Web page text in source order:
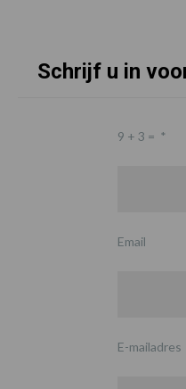
Schrijf u in
9 + 3 = *
Email
E-mailadres